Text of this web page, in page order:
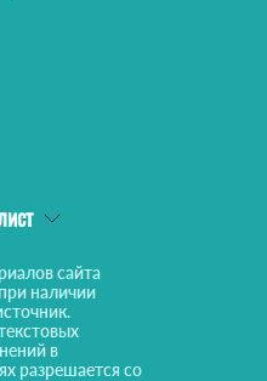
сайта
наличии
в
разрешается со